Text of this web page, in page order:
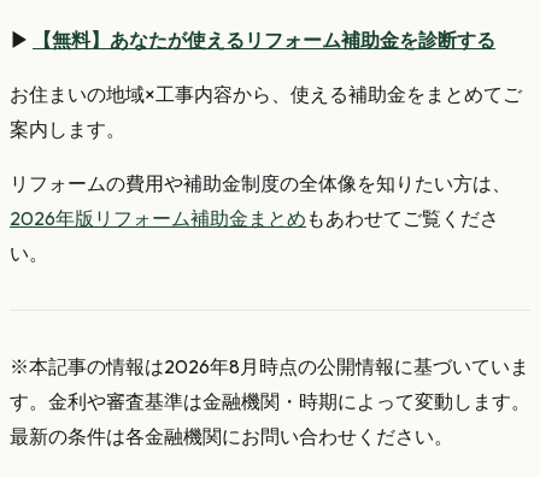
▶ 【無料】あなたが使えるリフォーム補助金を診断する
お住まいの地域×工事内容から、使える補助金をまとめてご
案内します。
リフォームの費用や補助金制度の全体像を知りたい方は、
2026年版リフォーム補助金まとめ もあわせてご覧くださ
い。
※本記事の情報は2026年8月時点の公開情報に基づいていま
す。金利や審査基準は金融機関・時期によって変動します。
最新の条件は各金融機関にお問い合わせください。